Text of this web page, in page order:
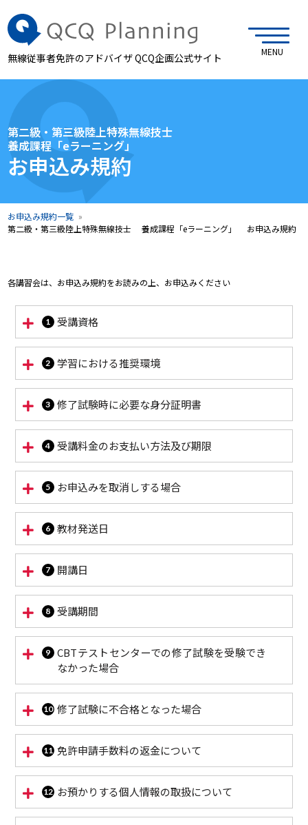
無線従事者免許のアドバイザ QCQ企画公式サイト MENU
第二級・第三級陸上特殊無線技士
養成課程「eラーニング」
お申込み規約
お申込み規約一覧
第二級・第三級陸上特殊無線技士 養成課程「eラーニング」 お申込み規約
各講習会は、お申込み規約をお読みの上、お申込みください
受講資格
学習における推奨環境
修了試験時に必要な身分証明書
受講料金のお支払い方法及び期限
お申込みを取消しする場合
教材発送日
開講日
受講期間
CBTテストセンターでの修了試験を受験でき
なかった場合
修了試験に不合格となった場合
免許申請手数料の返金について
お預かりする個人情報の取扱について